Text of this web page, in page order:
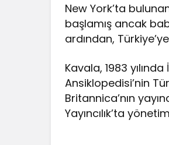
New York’ta
başlamış ancak
ardından,
Kavala, 1983
Ansiklopedisi’nin
Britannica’nın
Yayıncılık’ta